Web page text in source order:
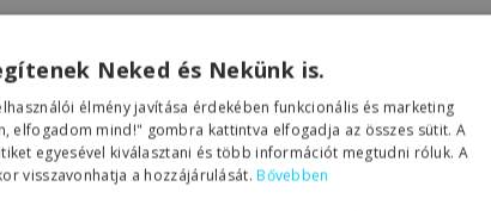
Neked és Nekünk is.
élmény javítása érdekében funkcionális és marketing
elfogadom mind!" gombra kattintva elfogadja az összes sütit. A
egyesével kiválasztani és több információt megtudni róluk. A
visszavonhatja a hozzájárulását.Bővebben